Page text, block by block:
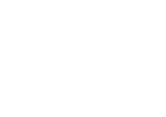
Manassero, Samsung Ads: